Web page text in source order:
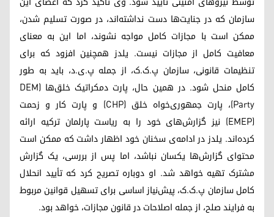
سازمان که در جنایت‌ها دست نداشته‌اند، در صورت تسلیم شدن،
ممکن است با مجازات کامل مواجه نشوند، اما این به معنای
معافیت کامل از مجازات نیست. یلدز همچنین افزود که برای
تنظیمات قانونی، سازمان پ.ک.ک، از جمله پ.ی.د، باید به طور
کامل منحل شود. در همین حال، پارت دمکراتیک خلق‌ها (DEM
Party)، پارت جمهوری‌خواه خلق (CHP) و پارت کار و زحمت
(EMEP) نیز گزارش‌های خود را به ریاست پارلمان ترکیه ارائه
کرده‌اند. یلدز در ادامه‌ی سخنان خود اظهار داشت که ممکن است
محتوای گزارش‌ها یکسان نباشد، اما پس از بررسی، یک گزارش
مشترک تهیه خواهد شد. او دوباره تصریح کرد که تأیید انحلال
کامل سازمان پ.ک.ک، پیش‌نیاز اساسی برای تسهیل قوانین مربوط
به فرایند صلح، از جمله اصلاحات در قانون مجازات، خواهد بود.